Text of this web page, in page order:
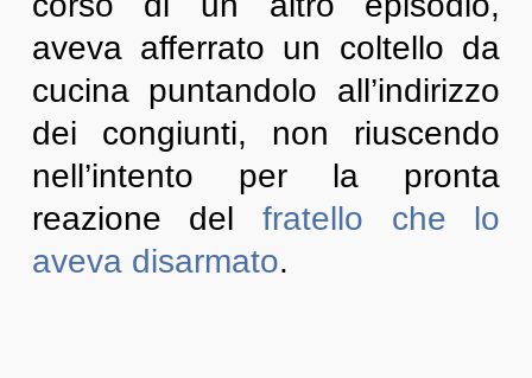
aveva afferrato un coltello da
cucina puntandolo all’indirizzo
dei congiunti, non riuscendo
nell’intento per la pronta
reazione del fratello che lo
aveva disarmato.